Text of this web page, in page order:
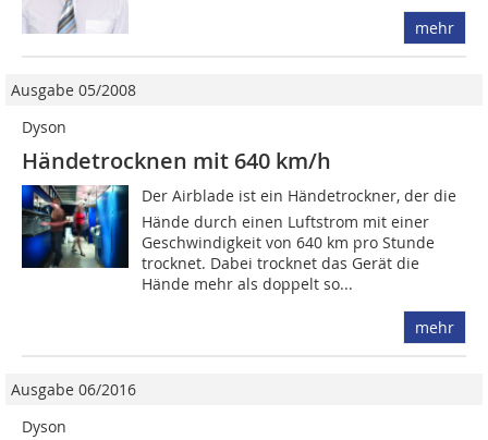
mehr
Ausgabe 05/2008
Dyson
Händetrocknen mit 640 km/h
Der Airblade ist ein Hände­trockner, der die
Hände durch einen Luftstrom mit einer
Geschwindigkeit von 640 km pro Stunde
trocknet. Dabei trocknet das Gerät die
Hände mehr als doppelt so...
mehr
Ausgabe 06/2016
Dyson